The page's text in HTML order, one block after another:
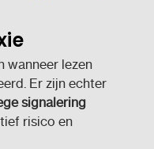
wanneer lezen
Er zijn echter
signalering
risico en